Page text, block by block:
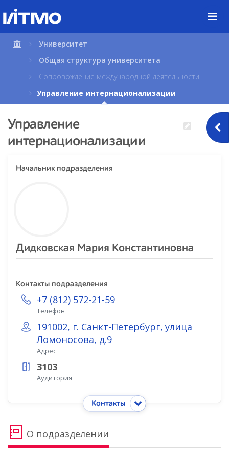
содержимому
страницы.
Университет
Общая структура университета
Сопровождение международной деятельности
Управление интернационализации
Управление
интернационализации
Начальник подразделения
Дидковская Мария Константиновна
Контакты подразделения
+7 (812) 572-21-59
Телефон
191002, г. Санкт-Петербург, улица
Ломоносова, д.9
Адрес
3103
Аудитория
Контакты
О подразделении